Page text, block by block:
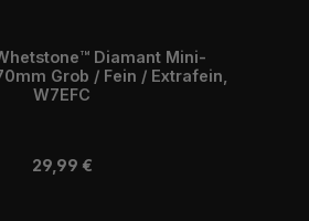
Diamant Mini-
Grob / Fein / Extrafein,
W7EFC
Regulärer Preis:
29,99 €